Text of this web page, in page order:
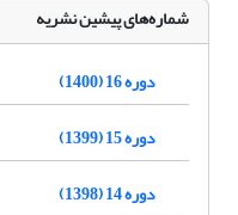
شماره‌های پیشین نشریه
دوره 16 (1400)
دوره 15 (1399)
دوره 14 (1398)